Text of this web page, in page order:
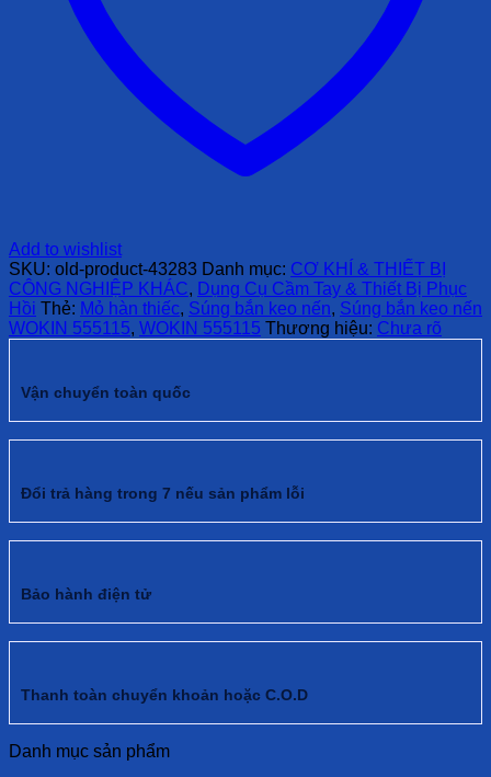
Add to wishlist
SKU: old-product-43283 Danh mục: CƠ KHÍ & THIẾT BỊ
CÔNG NGHIỆP KHÁC, Dụng Cụ Cầm Tay & Thiết Bị Phục
Hồi Thẻ: Mỏ hàn thiếc, Súng bắn keo nến, Súng bắn keo nến
WOKIN 555115, WOKIN 555115 Thương hiệu: Chưa rõ
Vận chuyển toàn quốc
Đổi trả hàng trong 7 nếu sản phẩm lỗi
Bảo hành điện tử
Thanh toàn chuyển khoản hoặc C.O.D
Danh mục sản phẩm